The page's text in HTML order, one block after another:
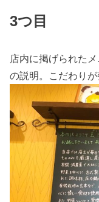
3つ目
店内に掲げられた
の説明。こだわり